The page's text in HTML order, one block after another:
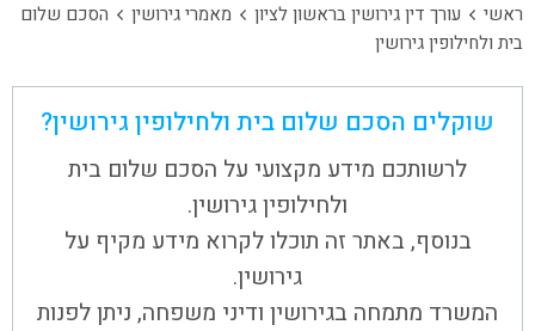
ראשי עורך דין גירושין בראשון לציון מאמרי גירושין
הסכם שלום
בית ולחילופין גירושין
שוקלים הסכם שלום בית ולחילופין גירושין?
לרשותכם מידע מקצועי על הסכם שלום בית
ולחילופין גירושין.
בנוסף, באתר זה תוכלו לקרוא מידע מקיף על
גירושין.
המשרד מתמחה בגירושין ודיני משפחה, ניתן לפנות